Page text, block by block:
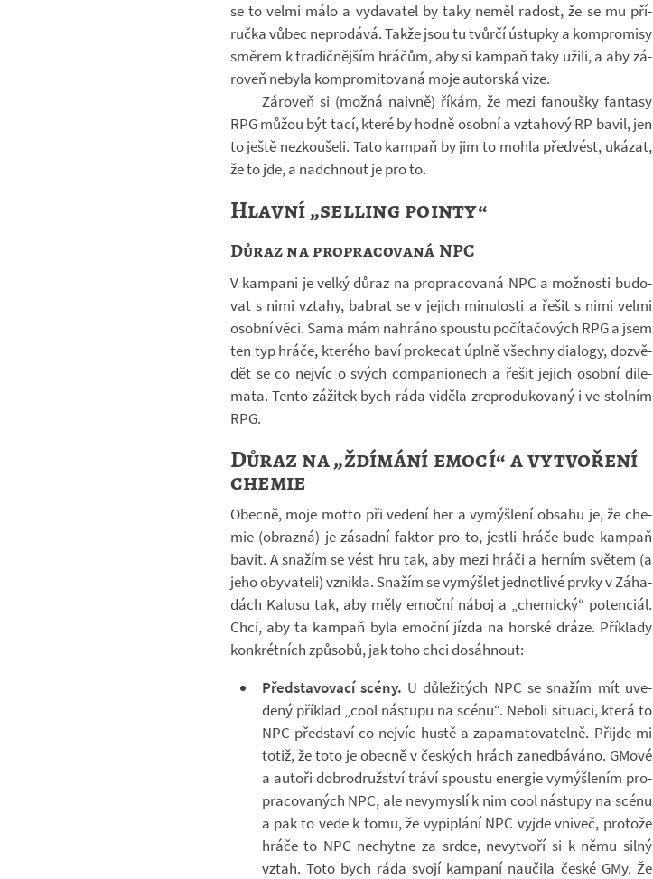
se to velmi málo a vy­da­va­tel by taky neměl ra­dost, že se mu pří­
ručka vůbec ne­pro­dává. Takže jsou tu tvůrčí ústupky a kom­pro­misy
smě­rem k tra­dič­něj­ším hrá­čům, aby si kam­paň taky užili, a aby zá­
ro­veň ne­byla kom­pro­mi­to­vaná moje au­tor­ská vize.
Zá­ro­veň si (možná na­ivně) říkám, že mezi fa­noušky fan­tasy
RPG můžou být tací, které by hodně osobní a vzta­hový RP bavil, jen
to ještě ne­zkou­šeli. Tato kam­paň by jim to mohla před­vést, uká­zat,
že to jde, a na­dchnout je pro to.
Hlavní „selling pointy“
Důraz na propracovaná NPC
V kam­pani je velký důraz na pro­pra­co­vaná NPC a mož­nosti bu­do­
vat s nimi vztahy, babrat se v je­jich mi­nu­losti a řešit s nimi velmi
osobní věci. Sama mám na­hráno spoustu po­čí­ta­čo­vých RPG a jsem
ten typ hráče, kte­rého baví pro­ke­cat úplně všechny di­a­logy, do­zvě­
dět se co nej­víc o svých com­pa­ni­o­nech a řešit je­jich osobní di­le­
mata. Tento zá­ži­tek bych ráda vi­děla zre­pro­du­ko­vaný i ve stol­ním
RPG.
Důraz na „ždímání emocí“ a vytvoření
chemie
Obecně, moje motto při ve­dení her a vy­mýš­lení ob­sahu je, že che­
mie (ob­razná) je zá­sadní fak­tor pro to, jestli hráče bude kam­paň
bavit. A sna­žím se vést hru tak, aby mezi hráči a her­ním svě­tem (a
jeho oby­va­teli) vznikla. Sna­žím se vy­mýš­let jed­not­livé prvky v Zá­ha­
dách Ka­lusu tak, aby měly emoční náboj a „che­mický“ po­ten­ciál.
Chci, aby ta kam­paň byla emoční jízda na hor­ské dráze. Pří­klady
kon­krét­ních způ­sobů, jak toho chci do­sáh­nout:
Před­sta­vo­vací scény. U dů­le­ži­tých NPC se sna­žím mít uve­
dený pří­klad „cool ná­stupu na scénu“. Ne­boli si­tu­aci, která to
NPC před­staví co nej­víc hustě a za­pa­ma­to­va­telně. Při­jde mi
totiž, že toto je obecně v čes­kých hrách za­ne­dbá­váno. GMové
a au­toři dob­ro­druž­ství tráví spoustu ener­gie vy­mýš­le­ním pro­
pra­co­va­ných NPC, ale ne­vy­myslí k nim cool ná­stupy na scénu
a pak to vede k tomu, že vy­piplání NPC vyjde vni­več, pro­tože
hráče to NPC ne­chytne za srdce, ne­vy­tvoří si k němu silný
vztah. Toto bych ráda svojí kam­paní na­u­čila české GMy. Že